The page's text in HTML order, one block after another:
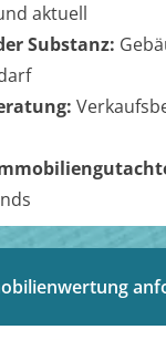
aktuell
Substanz: